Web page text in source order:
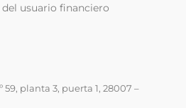
usuario financiero
59, planta 3, puerta 1, 28007 –